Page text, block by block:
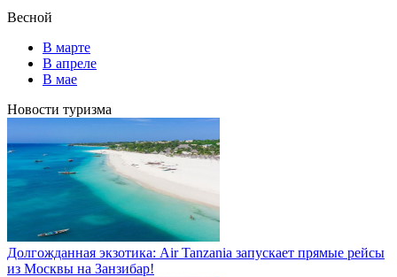
Весной
В марте
В апреле
В мае
Новости туризма
Долгожданная экзотика: Air Tanzania запускает прямые рейсы
из Москвы на Занзибар!